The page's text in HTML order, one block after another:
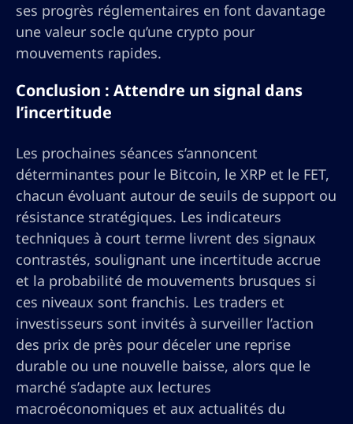
ses progrès réglementaires en font davantage
une valeur socle qu’une crypto pour
mouvements rapides.
Conclusion : Attendre un signal dans
l’incertitude
Les prochaines séances s’annoncent
déterminantes pour le Bitcoin, le XRP et le FET,
chacun évoluant autour de seuils de support ou
résistance stratégiques. Les indicateurs
techniques à court terme livrent des signaux
contrastés, soulignant une incertitude accrue
et la probabilité de mouvements brusques si
ces niveaux sont franchis. Les traders et
investisseurs sont invités à surveiller l’action
des prix de près pour déceler une reprise
durable ou une nouvelle baisse, alors que le
marché s’adapte aux lectures
macroéconomiques et aux actualités du